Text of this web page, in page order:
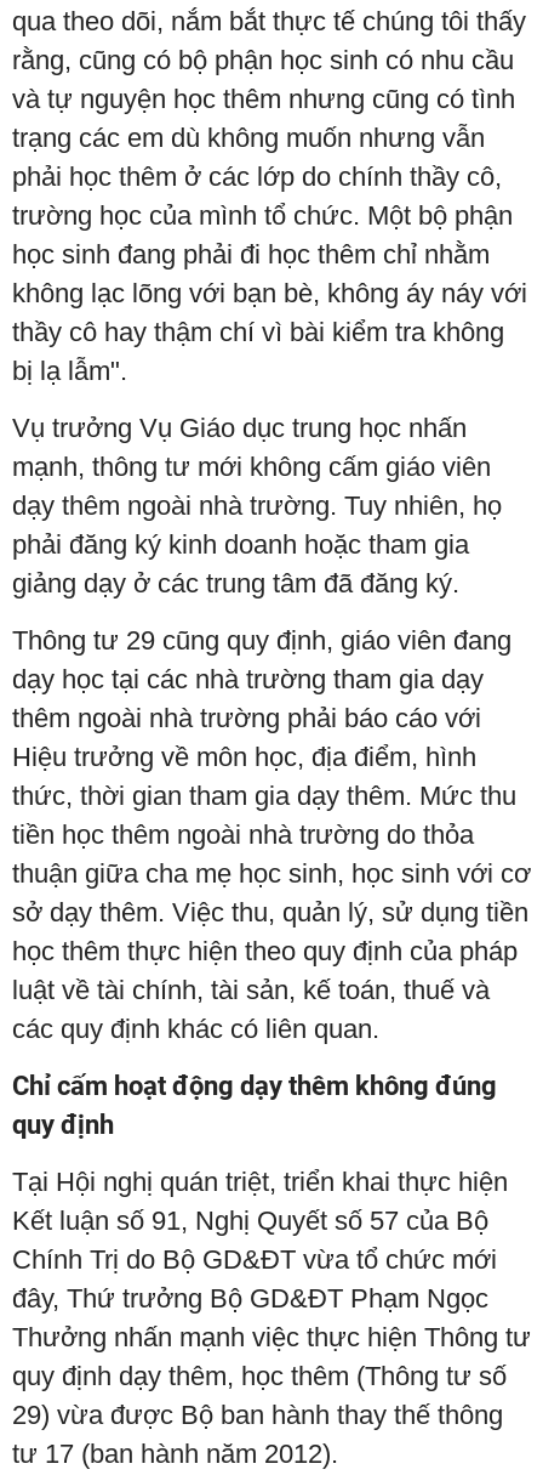
qua theo dõi, nắm bắt thực tế chúng tôi thấy
rằng, cũng có bộ phận học sinh có nhu cầu
và tự nguyện học thêm nhưng cũng có tình
trạng các em dù không muốn nhưng vẫn
phải học thêm ở các lớp do chính thầy cô,
trường học của mình tổ chức. Một bộ phận
học sinh đang phải đi học thêm chỉ nhằm
không lạc lõng với bạn bè, không áy náy với
thầy cô hay thậm chí vì bài kiểm tra không
bị lạ lẫm".
Vụ trưởng Vụ Giáo dục trung học nhấn
mạnh, thông tư mới không cấm giáo viên
dạy thêm ngoài nhà trường. Tuy nhiên, họ
phải đăng ký kinh doanh hoặc tham gia
giảng dạy ở các trung tâm đã đăng ký.
Thông tư 29 cũng quy định, giáo viên đang
dạy học tại các nhà trường tham gia dạy
thêm ngoài nhà trường phải báo cáo với
Hiệu trưởng về môn học, địa điểm, hình
thức, thời gian tham gia dạy thêm. Mức thu
tiền học thêm ngoài nhà trường do thỏa
thuận giữa cha mẹ học sinh, học sinh với cơ
sở dạy thêm. Việc thu, quản lý, sử dụng tiền
học thêm thực hiện theo quy định của pháp
luật về tài chính, tài sản, kế toán, thuế và
các quy định khác có liên quan.
Chỉ cấm hoạt động dạy thêm không đúng
quy định
Tại Hội nghị quán triệt, triển khai thực hiện
Kết luận số 91, Nghị Quyết số 57 của Bộ
Chính Trị do Bộ GD&ĐT vừa tổ chức mới
đây, Thứ trưởng Bộ GD&ĐT Phạm Ngọc
Thưởng nhấn mạnh việc thực hiện Thông tư
quy định dạy thêm, học thêm (Thông tư số
29) vừa được Bộ ban hành thay thế thông
tư 17 (ban hành năm 2012).